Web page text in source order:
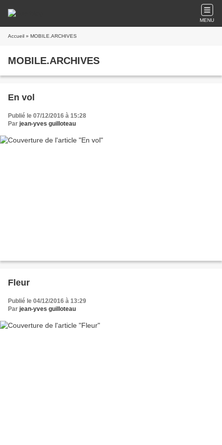
MENU
Accueil » MOBILE.ARCHIVES
MOBILE.ARCHIVES
En vol
Publié le 07/12/2016 à 15:28
Par jean-yves guilloteau
Fleur
Publié le 04/12/2016 à 13:29
Par jean-yves guilloteau